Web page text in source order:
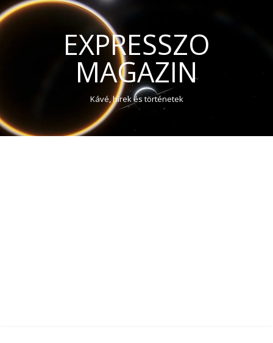
EXPRESSZO
MAGAZIN
Kávé, hírek és történetek